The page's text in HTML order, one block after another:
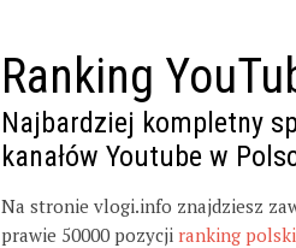
Ranking
Najbardziej kompletny
kanałów Youtube w
Na stronie vlogi.info znajdziesz
prawie 50000 pozycji ranking